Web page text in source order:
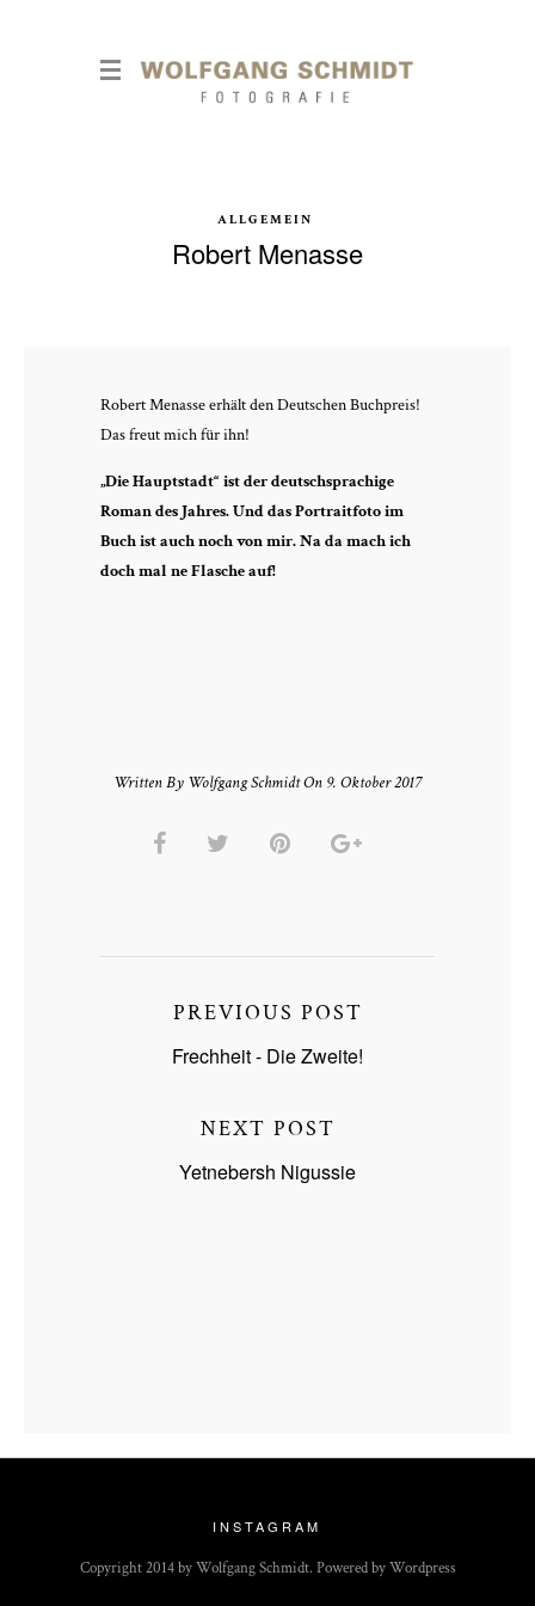
ALLGEMEIN
Robert Menasse
Robert Menasse erhält den Deutschen Buchpreis!
Das freut mich für ihn!
„Die Hauptstadt“ ist der deutschsprachige
Roman des Jahres. Und das Portraitfoto im
Buch ist auch noch von mir. Na da mach ich
doch mal ne Flasche auf!
Written By Wolfgang Schmidt On 9. Oktober 2017
PREVIOUS POST
Frechheit - Die Zweite!
NEXT POST
Yetnebersh Nigussie
INSTAGRAM
Copyright 2014 by Wolfgang Schmidt. Powered by Wordpress